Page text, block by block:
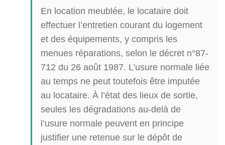
En location meublée, le locataire doit
effectuer l’entretien courant du logement
et des équipements, y compris les
menues réparations, selon le décret n°87-
712 du 26 août 1987. L’usure normale liée
au temps ne peut toutefois être imputée
au locataire. À l’état des lieux de sortie,
seules les dégradations au-delà de
l’usure normale peuvent en principe
justifier une retenue sur le dépôt de